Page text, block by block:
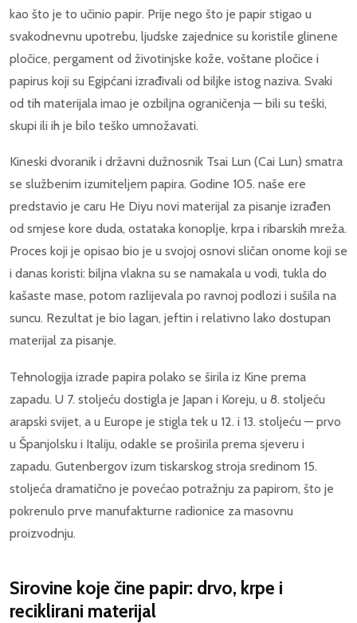
kao što je to učinio papir. Prije nego što je papir stigao u
svakodnevnu upotrebu, ljudske zajednice su koristile glinene
pločice, pergament od životinjske kože, voštane pločice i
papirus koji su Egipćani izrađivali od biljke istog naziva. Svaki
od tih materijala imao je ozbiljna ograničenja — bili su teški,
skupi ili ih je bilo teško umnožavati.
Kineski dvoranik i državni dužnosnik Tsai Lun (Cai Lun) smatra
se službenim izumiteljem papira. Godine 105. naše ere
predstavio je caru He Diyu novi materijal za pisanje izrađen
od smjese kore duda, ostataka konoplje, krpa i ribarskih mreža.
Proces koji je opisao bio je u svojoj osnovi sličan onome koji se
i danas koristi: biljna vlakna su se namakala u vodi, tukla do
kašaste mase, potom razlijevala po ravnoj podlozi i sušila na
suncu. Rezultat je bio lagan, jeftin i relativno lako dostupan
materijal za pisanje.
Tehnologija izrade papira polako se širila iz Kine prema
zapadu. U 7. stoljeću dostigla je Japan i Koreju, u 8. stoljeću
arapski svijet, a u Europe je stigla tek u 12. i 13. stoljeću — prvo
u Španjolsku i Italiju, odakle se proširila prema sjeveru i
zapadu. Gutenbergov izum tiskarskog stroja sredinom 15.
stoljeća dramatično je povećao potražnju za papirom, što je
pokrenulo prve manufakturne radionice za masovnu
proizvodnju.
Sirovine koje čine papir: drvo, krpe i
reciklirani materijal